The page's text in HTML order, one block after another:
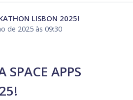
LISBON 2025!
de 2025 às 09:30
SPACE APPS